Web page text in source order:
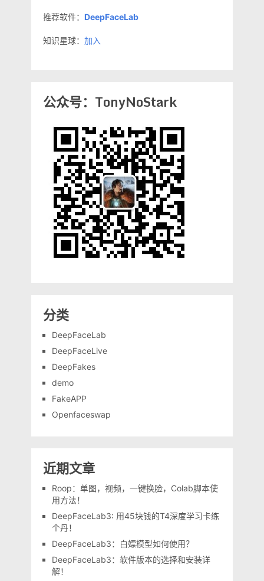
推荐软件： DeepFaceLab
知识星球： 加入
公众号：TonyNoStark
分类
DeepFaceLab
DeepFaceLive
DeepFakes
demo
FakeAPP
Openfaceswap
近期文章
Roop：单图，视频，一键换脸，Colab脚本使
用方法！
DeepFaceLab3: 用45块钱的T4深度学习卡练
个丹！
DeepFaceLab3：白嫖模型如何使用？
DeepFaceLab3：软件版本的选择和安装详
解！